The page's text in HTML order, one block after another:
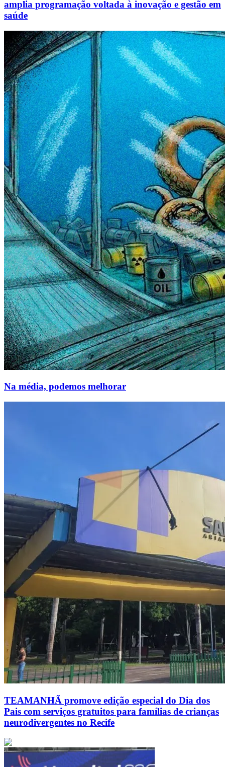
amplia programação voltada à inovação e gestão em
saúde
Na média, podemos melhorar
TEAMANHÃ promove edição especial do Dia dos
Pais com serviços gratuitos para famílias de crianças
neurodivergentes no Recife